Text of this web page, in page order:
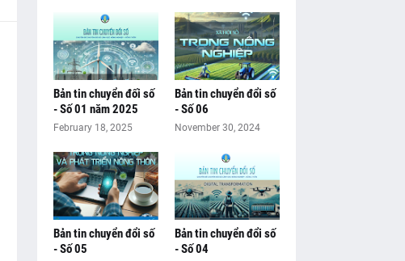
Bản tin chuyển đối số
- Số 01 năm 2025
February 18, 2025
Bản tin chuyển đổi số
- Số 06
November 30, 2024
Bản tin chuyển đổi số
- Số 05
Bản tin chuyển đổi số
- Số 04